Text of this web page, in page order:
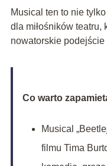
Musical ten to nie
dla miłośników teatru,
nowatorskie
Co warto
Musical
filmu Tima